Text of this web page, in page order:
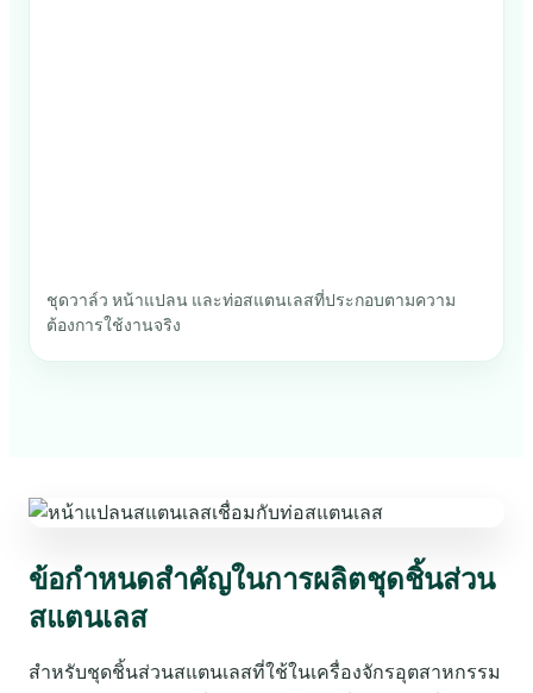
ชุดวาล์ว หน้าแปลน และท่อสแตนเลสที่ประกอบตามความ
ต้องการใช้งานจริง
ข้อกำหนดสำคัญในการผลิตชุดชิ้นส่วน
สแตนเลส
สำหรับชุดชิ้นส่วนสแตนเลสที่ใช้ในเครื่องจักรอุตสาหกรรม